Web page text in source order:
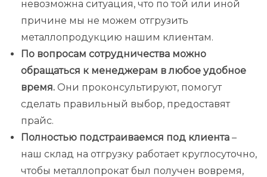
невозможна ситуация, что по той или иной
причине мы не можем отгрузить
металлопродукцию нашим клиентам.
По вопросам сотрудничества можно
обращаться к менеджерам в любое удобное
время. Они проконсультируют, помогут
сделать правильный выбор, предоставят
прайс.
Полностью подстраиваемся под клиента –
наш склад на отгрузку работает круглосуточно,
чтобы металлопрокат был получен вовремя,